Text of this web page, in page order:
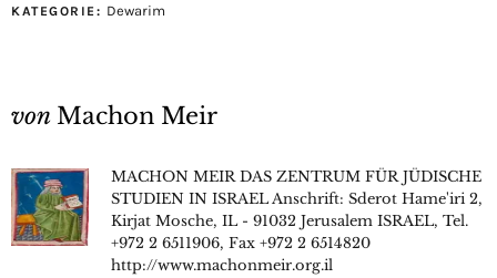
KATEGORIE: Dewarim
von Machon Meir
MACHON MEIR DAS ZENTRUM FÜR JÜDISCHE
STUDIEN IN ISRAEL Anschrift: Sderot Hame'iri 2,
Kirjat Mosche, IL - 91032 Jerusalem ISRAEL, Tel.
+972 2 6511906, Fax +972 2 6514820
http://www.machonmeir.org.il